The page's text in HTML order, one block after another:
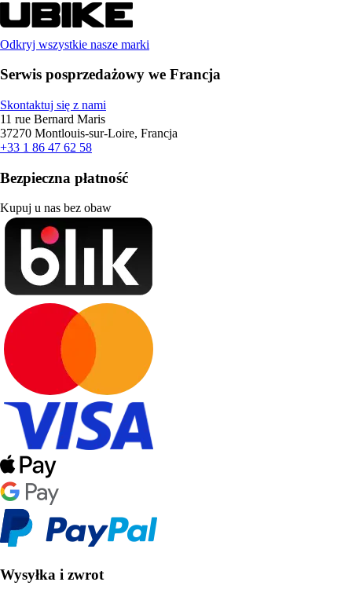
Odkryj wszystkie nasze marki
Serwis posprzedażowy we Francja
Skontaktuj się z nami
11 rue Bernard Maris
37270 Montlouis-sur-Loire, Francja
+33 1 86 47 62 58
Bezpieczna płatność
Kupuj u nas bez obaw
Wysyłka i zwrot